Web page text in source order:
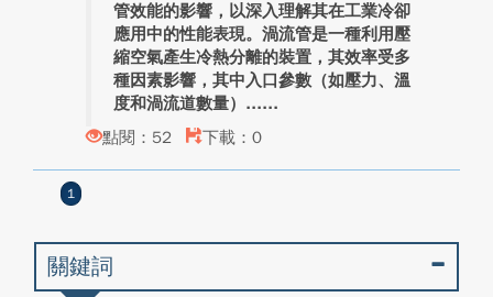
管效能的影響，以深入理解其在工業冷卻
應用中的性能表現。渦流管是一種利用壓
縮空氣產生冷熱分離的裝置，其效率受多
種因素影響，其中入口參數（如壓力、溫
度和渦流道數量）...
點閱：52
下載：0
1
關鍵詞